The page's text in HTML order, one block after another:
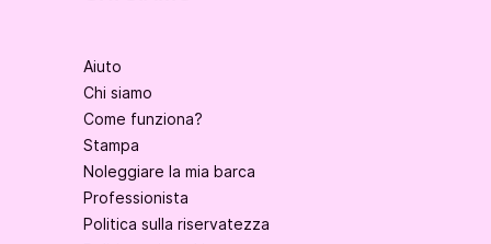
Aiuto
Chi siamo
Come funziona?
Stampa
Noleggiare la mia barca
Professionista
Politica sulla riservatezza